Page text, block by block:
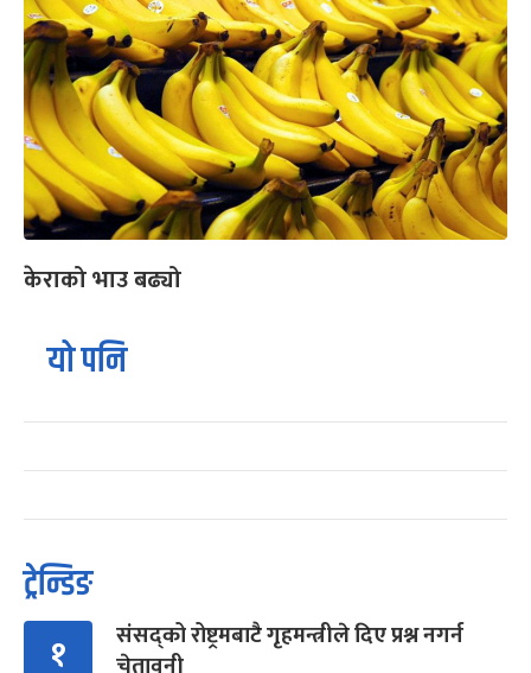
केराको भाउ बढ्यो
यो पनि
ट्रेन्डिङ
१
संसद्को रोष्ट्रमबाटै गृहमन्त्रीले दिए प्रश्न नगर्न